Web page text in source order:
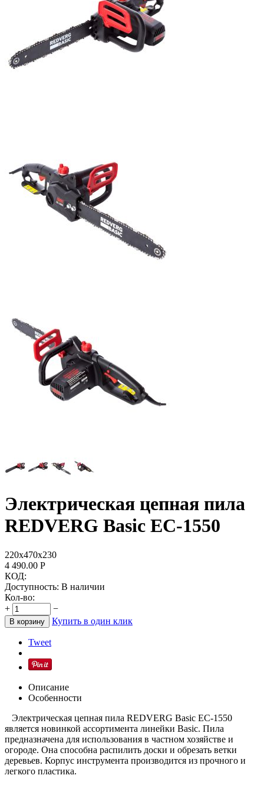
Электрическая цепная пила
REDVERG Basic EC-1550
220х470х230
4 490.00 Р
КОД:
Доступность: В наличии
Кол-во:
+
−
В корзину Купить в один клик
Tweet
Описание
Особенности
Электрическая цепная пила REDVERG Basic EC-1550
является новинкой ассортимента линейки Basic. Пила
предназначена для использования в частном хозяйстве и
огороде. Она способна распилить доски и обрезать ветки
деревьев. Корпус инструмента производится из прочного и
легкого пластика.